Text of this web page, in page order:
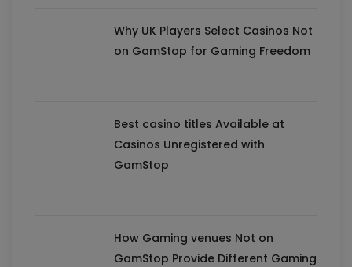
Why UK Players Select Casinos Not
on GamStop for Gaming Freedom
Best casino titles Available at
Casinos Unregistered with
GamStop
How Gaming venues Not on
GamStop Provide Different Gaming